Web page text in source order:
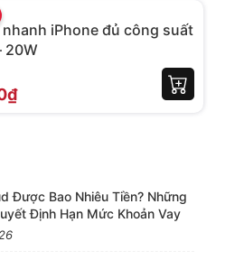
iPhone đủ công suất
20W
Được Bao Nhiêu Tiền? Những
Định Hạn Mức Khoản Vay